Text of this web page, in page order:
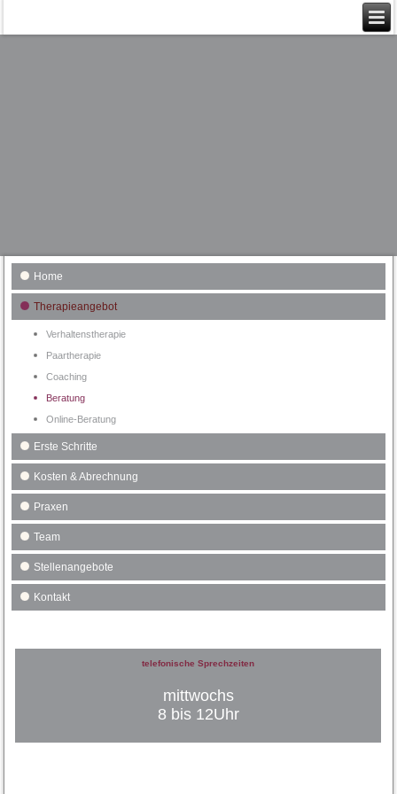
Home
Therapieangebot
Verhaltenstherapie
Paartherapie
Coaching
Beratung
Online-Beratung
Erste Schritte
Kosten & Abrechnung
Praxen
Team
Stellenangebote
Kontakt
telefonische Sprechzeiten
mittwochs
8 bis 12Uhr